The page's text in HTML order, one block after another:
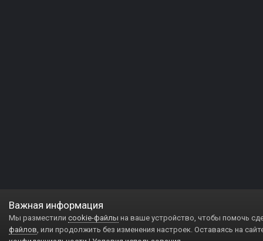
Важная информация
Мы разместили cookie-файлы на ваше устройство, чтобы помочь
файлов, или продолжить без изменения настроек. Оставаясь на